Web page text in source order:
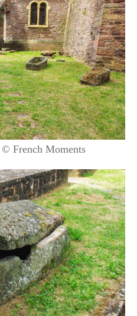
© French Moments